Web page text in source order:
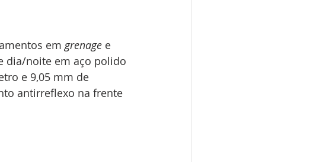
em grenage e
dia/noite em aço polido
e 9,05 mm de
antirreflexo na frente